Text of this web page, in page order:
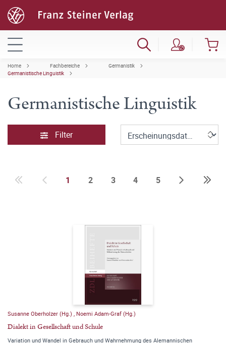
Home Fachbereiche
Germanistik
Germanistische Linguistik
Germanistische Linguistik
Filter
1 2 3 4 5
Susanne Oberholzer (Hg.) , Noemi Adam-Graf (Hg.)
Dialekt in Gesellschaft und Schule
Variation und Wandel in Gebrauch und Wahrnehmung des Alemannischen